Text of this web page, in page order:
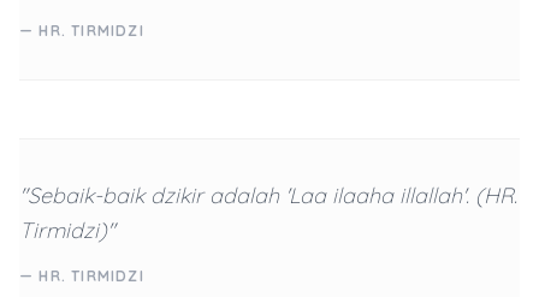
— HR. TIRMIDZI
"Sebaik-baik dzikir adalah 'Laa ilaaha illallah'. (HR.
Tirmidzi)"
— HR. TIRMIDZI